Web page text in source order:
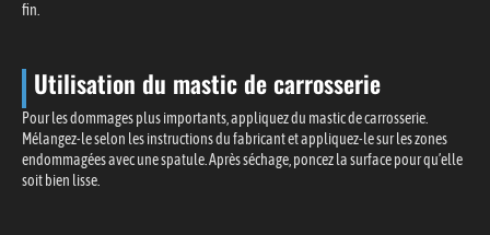
fin.
Utilisation du mastic de carrosserie
Pour les dommages plus importants, appliquez du mastic de carrosserie.
Mélangez-le selon les instructions du fabricant et appliquez-le sur les zones
endommagées avec une spatule. Après séchage, poncez la surface pour qu’elle
soit bien lisse.